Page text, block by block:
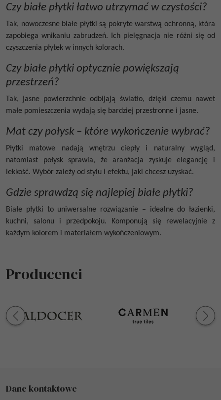
Czy białe płytki łatwo utrzymać w czystości?
Tak, nowoczesne białe płytki są pokryte warstwą ochronną, która
zapobiega wnikaniu zabrudzeń. Ich pielęgnacja nie różni się od
czyszczenia płytek w innych kolorach.
Czy białe płytki optycznie powiększają
przestrzeń?
Tak, jasne powierzchnie odbijają światło, dzięki czemu nawet
małe pomieszczenia wydają się bardziej przestronne i jasne.
Mat czy połysk – które wykończenie wybrać?
Płytki matowe nadają wnętrzu ciepły i naturalny wygląd,
natomiast połysk sprawia, że aranżacja zyskuje elegancję i
lekkość. Wybór zależy od stylu i efektu, jaki chcesz uzyskać.
Gdzie sprawdzą się najlepiej białe płytki?
Białe płytki to uniwersalne rozwiązanie – idealne do łazienki,
kuchni, salonu i przedpokoju. Komponują się rewelacyjnie z
każdym kolorem i materiałem wykończeniowym.
Producenci
Dane kontaktowe